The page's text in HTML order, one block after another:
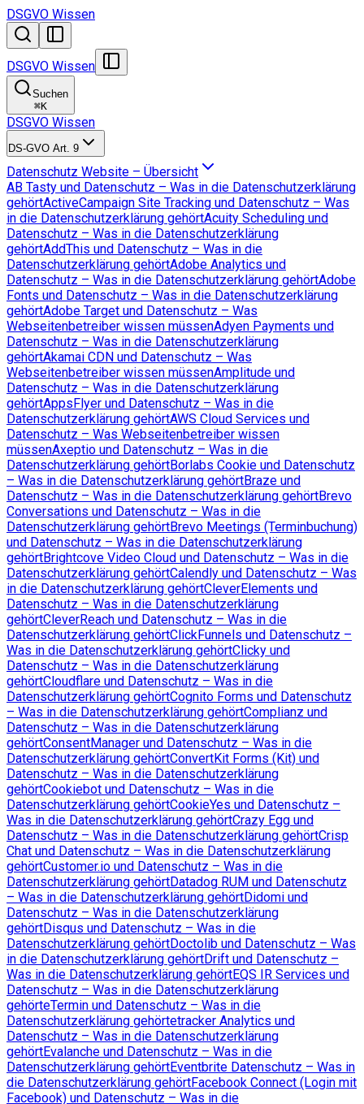
DSGVO Wissen
DSGVO Wissen
Suchen
⌘K
DSGVO Wissen
DS-GVO Art. 9
Datenschutz Website – Übersicht
AB Tasty und Datenschutz – Was in die Datenschutzerklärung
gehörtActiveCampaign Site Tracking und Datenschutz – Was
in die Datenschutzerklärung gehörtAcuity Scheduling und
Datenschutz – Was in die Datenschutzerklärung
gehörtAddThis und Datenschutz – Was in die
Datenschutzerklärung gehörtAdobe Analytics und
Datenschutz – Was in die Datenschutzerklärung gehörtAdobe
Fonts und Datenschutz – Was in die Datenschutzerklärung
gehörtAdobe Target und Datenschutz – Was
Webseitenbetreiber wissen müssenAdyen Payments und
Datenschutz – Was in die Datenschutzerklärung
gehörtAkamai CDN und Datenschutz – Was
Webseitenbetreiber wissen müssenAmplitude und
Datenschutz – Was in die Datenschutzerklärung
gehörtAppsFlyer und Datenschutz – Was in die
Datenschutzerklärung gehörtAWS Cloud Services und
Datenschutz – Was Webseitenbetreiber wissen
müssenAxeptio und Datenschutz – Was in die
Datenschutzerklärung gehörtBorlabs Cookie und Datenschutz
– Was in die Datenschutzerklärung gehörtBraze und
Datenschutz – Was in die Datenschutzerklärung gehörtBrevo
Conversations und Datenschutz – Was in die
Datenschutzerklärung gehörtBrevo Meetings (Terminbuchung)
und Datenschutz – Was in die Datenschutzerklärung
gehörtBrightcove Video Cloud und Datenschutz – Was in die
Datenschutzerklärung gehörtCalendly und Datenschutz – Was
in die Datenschutzerklärung gehörtCleverElements und
Datenschutz – Was in die Datenschutzerklärung
gehörtCleverReach und Datenschutz – Was in die
Datenschutzerklärung gehörtClickFunnels und Datenschutz –
Was in die Datenschutzerklärung gehörtClicky und
Datenschutz – Was in die Datenschutzerklärung
gehörtCloudflare und Datenschutz – Was in die
Datenschutzerklärung gehörtCognito Forms und Datenschutz
– Was in die Datenschutzerklärung gehörtComplianz und
Datenschutz – Was in die Datenschutzerklärung
gehörtConsentManager und Datenschutz – Was in die
Datenschutzerklärung gehörtConvertKit Forms (Kit) und
Datenschutz – Was in die Datenschutzerklärung
gehörtCookiebot und Datenschutz – Was in die
Datenschutzerklärung gehörtCookieYes und Datenschutz –
Was in die Datenschutzerklärung gehörtCrazy Egg und
Datenschutz – Was in die Datenschutzerklärung gehörtCrisp
Chat und Datenschutz – Was in die Datenschutzerklärung
gehörtCustomer.io und Datenschutz – Was in die
Datenschutzerklärung gehörtDatadog RUM und Datenschutz
– Was in die Datenschutzerklärung gehörtDidomi und
Datenschutz – Was in die Datenschutzerklärung
gehörtDisqus und Datenschutz – Was in die
Datenschutzerklärung gehörtDoctolib und Datenschutz – Was
in die Datenschutzerklärung gehörtDrift und Datenschutz –
Was in die Datenschutzerklärung gehörtEQS IR Services und
Datenschutz – Was in die Datenschutzerklärung
gehörteTermin und Datenschutz – Was in die
Datenschutzerklärung gehörtetracker Analytics und
Datenschutz – Was in die Datenschutzerklärung
gehörtEvalanche und Datenschutz – Was in die
Datenschutzerklärung gehörtEventbrite Datenschutz – Was in
die Datenschutzerklärung gehörtFacebook Connect (Login mit
Facebook) und Datenschutz – Was in die